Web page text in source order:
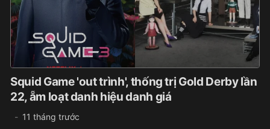
Squid Game 'out trình', thống trị Gold Derby lần
22, ẵm loạt danh hiệu danh giá
11 tháng trước